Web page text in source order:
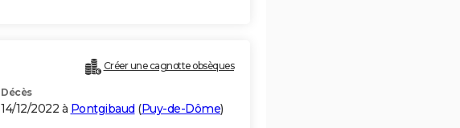
Créer une cagnotte obsèques
Décès
14/12/2022 à Pontgibaud (Puy-de-Dôme)